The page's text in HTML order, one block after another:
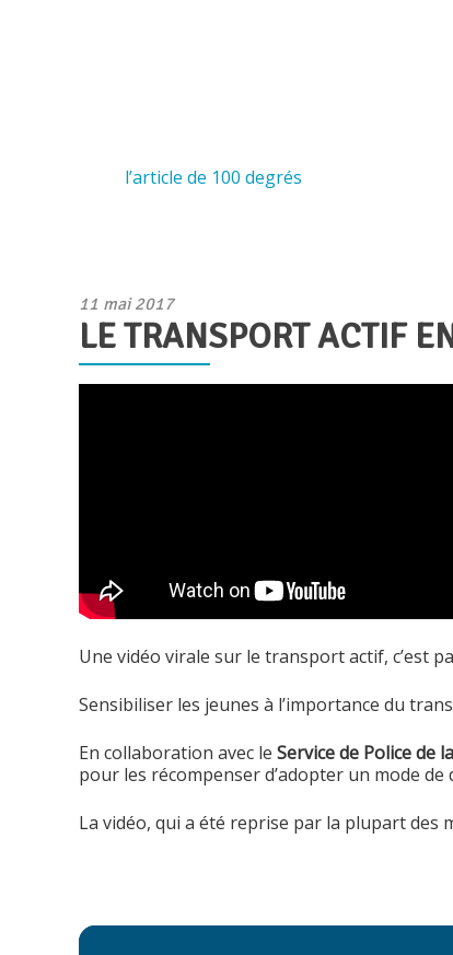
l’article de 100 degrés
Publié
le
11 mai 2017
LE TRANSPORT ACTIF
Une vidéo virale sur le transport actif, c’est
Sensibiliser les jeunes à l’importance du
En collaboration avec le Service de Police de
pour les récompenser d’adopter un mode
La vidéo, qui a été reprise par la plupart des